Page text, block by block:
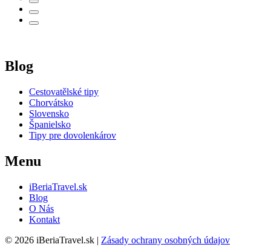
Blog
Cestovatělské tipy
Chorvátsko
Slovensko
Španielsko
Tipy pre dovolenkárov
Menu
iBeriaTravel.sk
Blog
O Nás
Kontakt
© 2026 iBeriaTravel.sk | Zásady ochrany osobných údajov